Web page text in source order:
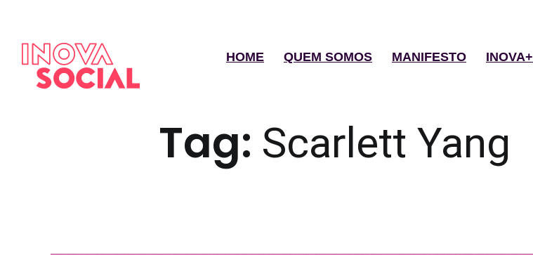
HOME QUEM SOMOS MANIFESTO INOVA+
Tag: Scarlett Yang